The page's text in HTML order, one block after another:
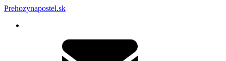
Prehozynapostel.sk